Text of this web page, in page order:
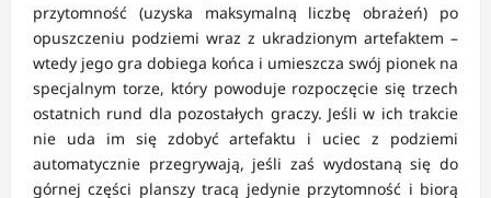
przytomność (uzyska maksymalną liczbę obrażeń) po
opuszczeniu podziemi wraz z ukradzionym artefaktem –
wtedy jego gra dobiega końca i umieszcza swój pionek na
specjalnym torze, który powoduje rozpoczęcie się trzech
ostatnich rund dla pozostałych graczy. Jeśli w ich trakcie
nie uda im się zdobyć artefaktu i uciec z podziemi
automatycznie przegrywają, jeśli zaś wydostaną się do
górnej części planszy tracą jedynie przytomność i biorą